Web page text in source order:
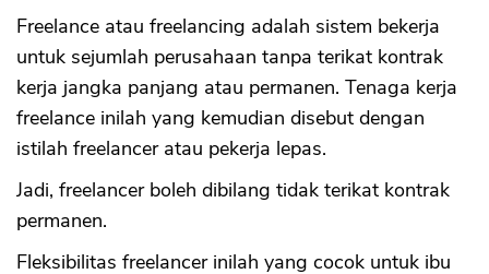
Freelance atau freelancing adalah sistem bekerja
untuk sejumlah perusahaan tanpa terikat kontrak
kerja jangka panjang atau permanen. Tenaga kerja
freelance inilah yang kemudian disebut dengan
istilah freelancer atau pekerja lepas.
Jadi, freelancer boleh dibilang tidak terikat kontrak
permanen.
Fleksibilitas freelancer inilah yang cocok untuk ibu